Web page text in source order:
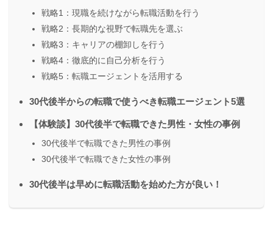
戦略1：現職を続けながら転職活動を行う
戦略2：長期的な視野で転職先を選ぶ
戦略3：キャリアの棚卸しを行う
戦略4：徹底的に自己分析を行う
戦略5：転職エージェントを活用する
30代後半からの転職で使うべき転職エージェント5選
【体験談】30代後半で転職できた男性・女性の事例
30代後半で転職できた男性の事例
30代後半で転職できた女性の事例
30代後半は早めに転職活動を始めた方が良い！